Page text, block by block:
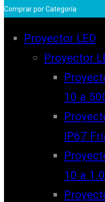
Comprar por Categoría
Proyector LED
Proyector
10 a
IP67
10 a